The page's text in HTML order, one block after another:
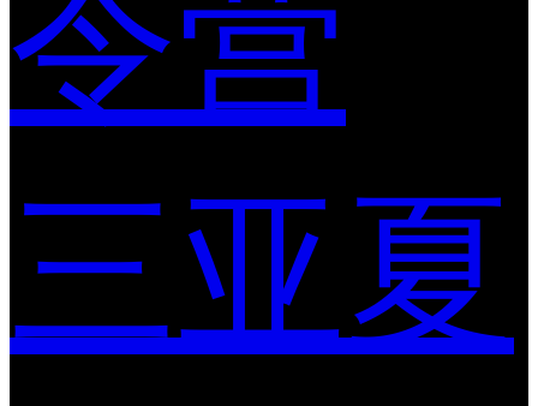
令营
三亚夏